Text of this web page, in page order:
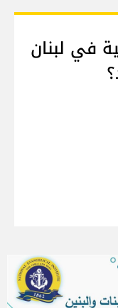
في لبنان